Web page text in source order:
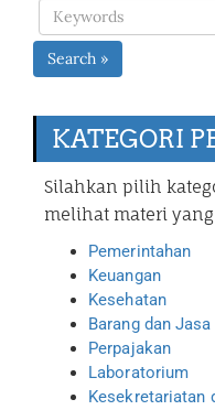
Search »
KATEGORI
Silahkan pilih
melihat materi
Pemerintahan
Keuangan
Kesehatan
Barang dan Jasa
Perpajakan
Laboratorium
Kesekretariatan